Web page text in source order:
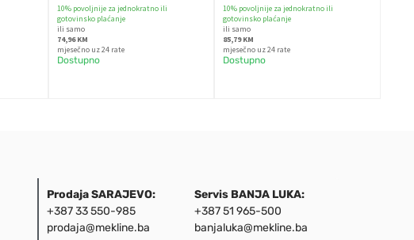
10% povoljnije za jednokratno ili
gotovinsko plaćanje
ili samo
74,96 KM
mjesečno uz 24 rate
Dostupno
10% povoljnije za jednokratno ili
gotovinsko plaćanje
ili samo
85,79 KM
mjesečno uz 24 rate
Dostupno
Prodaja SARAJEVO:
+387 33 550-985
prodaja@mekline.ba
Servis BANJA LUKA:
+387 51 965-500
banjaluka@mekline.ba